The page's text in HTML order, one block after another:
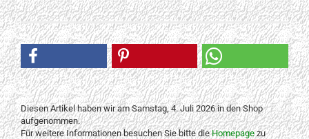
Diesen Artikel haben wir am Samstag, 4. Juli 2026 in den Shop
aufgenommen.
Für weitere Informationen besuchen Sie bitte dieHomepagezu